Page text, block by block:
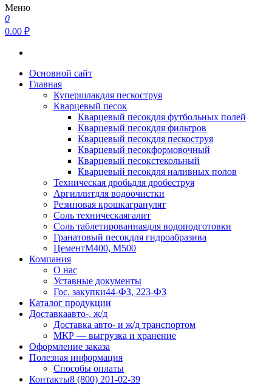
Меню
0
0.00 ₽
Основной сайт
Главная
Купершлакдля пескоструя
Кварцевый песок
Кварцевый песокдля футбольных полей
Кварцевый песокдля фильтров
Кварцевый песокдля пескоструя
Кварцевый песокформовочный
Кварцевый песокстекольный
Кварцевый песокдля наливных полов
Техническая дробьдля дробеструя
Аргиллитдля водоочистки
Резиновая крошкагранулят
Соль техническаягалит
Соль таблетированнаядля водоподготовки
Гранатовый песокдля гидроабразива
ЦементМ400, М500
Компания
О нас
Уставные документы
Гос. закупки44-ФЗ, 223-ФЗ
Каталог продукции
Доставкаавто-, ж/д
Доставка авто- и ж/д транспортом
МКР — выгрузка и хранение
Оформление заказа
Полезная информация
Способы оплаты
Контакты8 (800) 201-02-39